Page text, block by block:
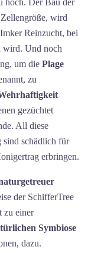
hoch. Der Bau der
wird
Reinzucht, bei
wird. Und noch
um die Plage
zu
gezüchtet
All diese
sind schädlich für
erbringen.
der SchifferTree
zu einer
Symbiose
dazu.